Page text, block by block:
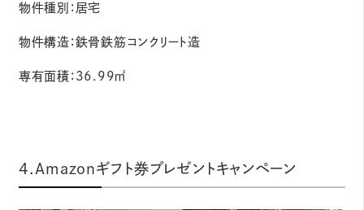
物件種別：居宅
物件構造：鉄骨鉄筋コンクリート造
専有⾯積：36.99㎡
4.Amazonギフト券プレゼントキャンペーン